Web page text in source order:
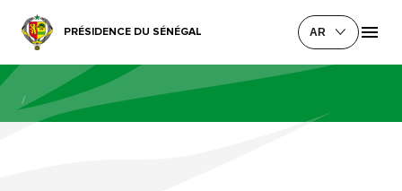
PRÉSIDENCE DU SÉNÉGAL AR
/